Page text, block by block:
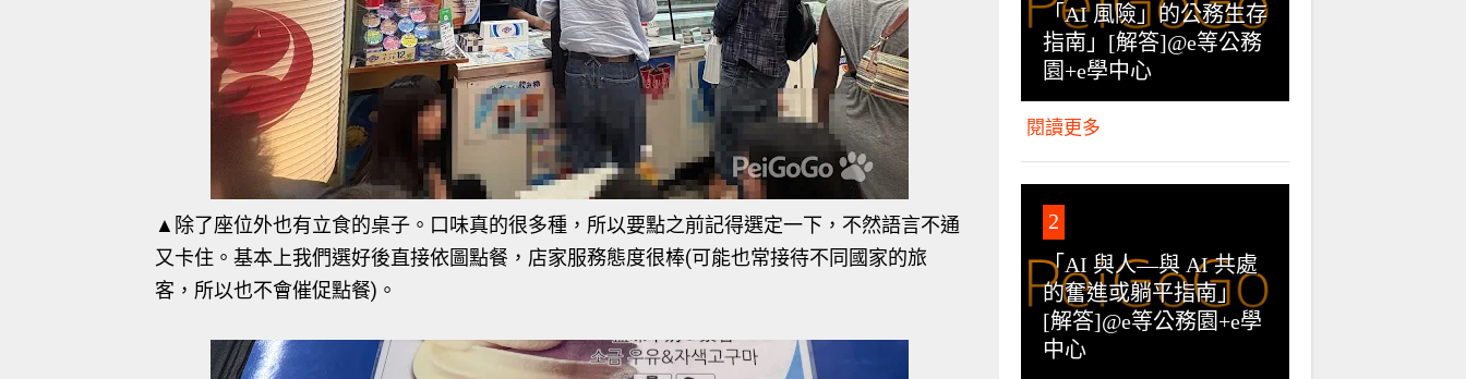
▲除了座位外也有立食的桌子。口味真的很多種，所以要點之前記得選定一下，不然語言不通
又卡住。基本上我們選好後直接依圖點餐，店家服務態度很棒(可能也常接待不同國家的旅
客，所以也不會催促點餐)。
「AI 風險」的公務生存
指南」[解答]@e等公務
園+e學中心
閱讀更多
2
「AI 與人—與 AI 共處
的奮進或躺平指南」
[解答]@e等公務園+e學
中心